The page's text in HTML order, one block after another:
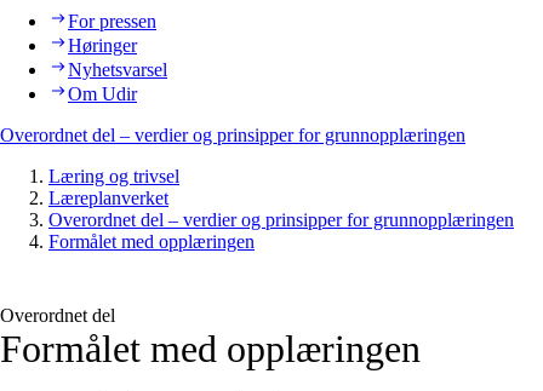
For pressen
Høringer
Nyhetsvarsel
Om Udir
Overordnet del – verdier og prinsipper for grunnopplæringen
Læring og trivsel
Læreplanverket
Overordnet del – verdier og prinsipper for grunnopplæringen
Formålet med opplæringen
Overordnet del
Formålet med opplæringen